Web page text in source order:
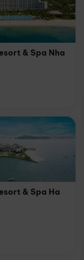
& Spa Nha
& Spa Ha